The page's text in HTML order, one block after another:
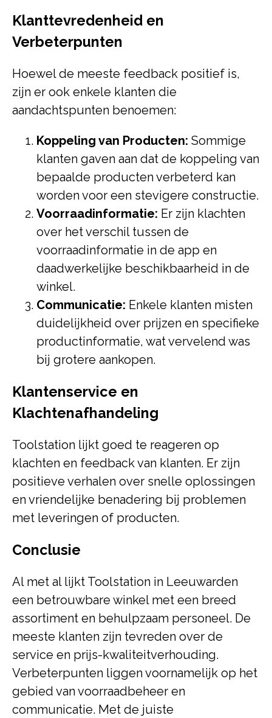
Klanttevredenheid en
Verbeterpunten
Hoewel de meeste feedback positief is,
zijn er ook enkele klanten die
aandachtspunten benoemen:
Koppeling van Producten: Sommige
klanten gaven aan dat de koppeling van
bepaalde producten verbeterd kan
worden voor een stevigere constructie.
Voorraadinformatie: Er zijn klachten
over het verschil tussen de
voorraadinformatie in de app en
daadwerkelijke beschikbaarheid in de
winkel.
Communicatie: Enkele klanten misten
duidelijkheid over prijzen en specifieke
productinformatie, wat vervelend was
bij grotere aankopen.
Klantenservice en
Klachtenafhandeling
Toolstation lijkt goed te reageren op
klachten en feedback van klanten. Er zijn
positieve verhalen over snelle oplossingen
en vriendelijke benadering bij problemen
met leveringen of producten.
Conclusie
Al met al lijkt Toolstation in Leeuwarden
een betrouwbare winkel met een breed
assortiment en behulpzaam personeel. De
meeste klanten zijn tevreden over de
service en prijs-kwaliteitverhouding.
Verbeterpunten liggen voornamelijk op het
gebied van voorraadbeheer en
communicatie. Met de juiste